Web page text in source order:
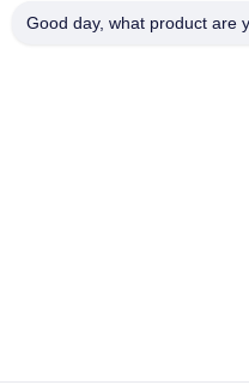
Здание А, Здание
Good day, what product are